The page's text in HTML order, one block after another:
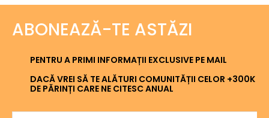
ABONEAZĂ-TE ASTĂZI
PENTRU A PRIMI INFORMAȚII EXCLUSIVE PE MAIL
DACĂ VREI SĂ TE ALĂTURI COMUNITĂȚII CELOR +300K
DE PĂRINȚI CARE NE CITESC ANUAL